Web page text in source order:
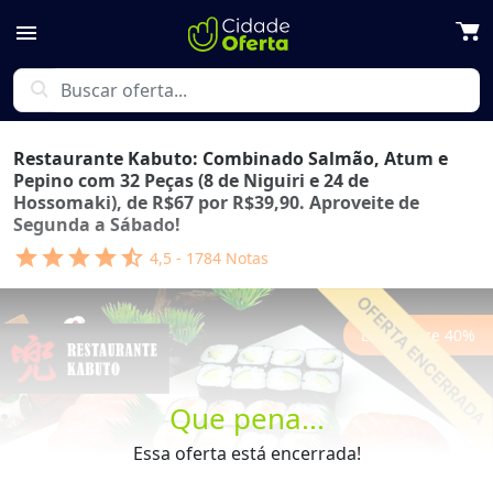
menu
search
Que pena...
Essa oferta está encerrada!
Restaurante Kabuto: Combinado Salmão, Atum e
Pepino com 32 Peças (8 de Niguiri e 24 de
Hossomaki), de R$67 por R$39,90. Aproveite de
Segunda a Sábado!
starstarstarstarstar_half 4,5 - 1784 Notas
Economize 40%